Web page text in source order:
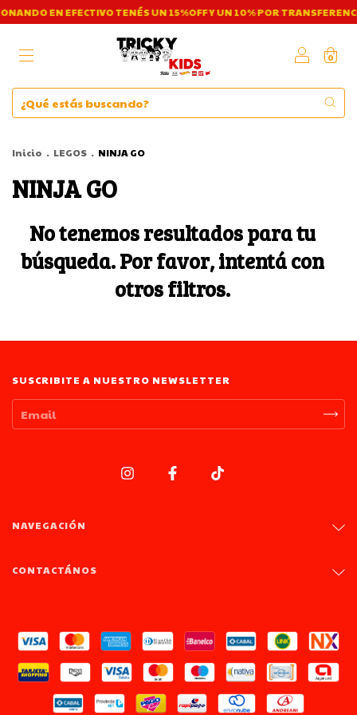
EN EFECTIVO TENÉS UN 15%OFF Y UN 10% POR
0
Inicio . LEGOS . NINJA GO
NINJA GO
No tenemos resultados para tu
búsqueda. Por favor, intentá con
otros filtros.
SUSCRIBITE A NUESTRO NEWSLETTER
NAVEGACIÓN
CONTACTÁNOS